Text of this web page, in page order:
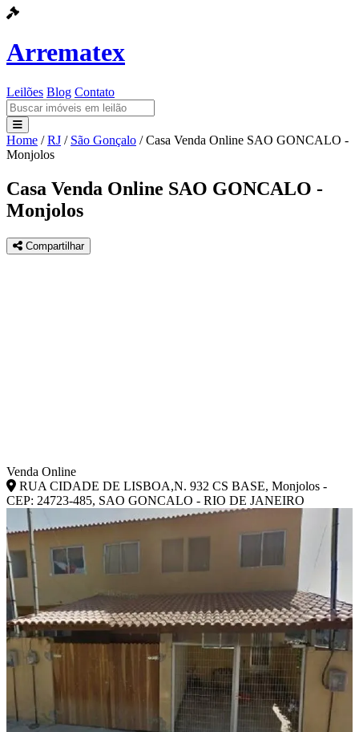
Arrematex
Leilões Blog Contato
Leilões
Blog
Contato
Home / RJ / São Gonçalo / Casa Venda Online SAO GONCALO -
Monjolos
Casa Venda Online SAO GONCALO -
Monjolos
Compartilhar
Venda Online
RUA CIDADE DE LISBOA,N. 932 CS BASE, Monjolos -
CEP: 24723-485, SAO GONCALO - RIO DE JANEIRO